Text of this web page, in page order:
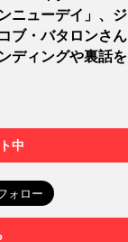
ニューデイ」、ジ
ブ・バタロンさん
ディングや裏話を
中